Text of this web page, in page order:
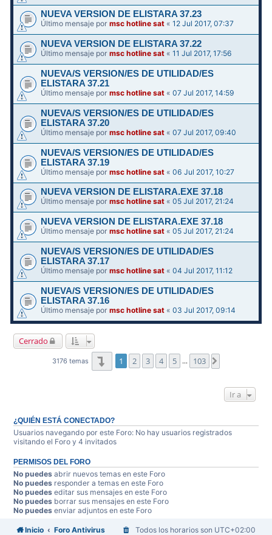
NUEVA VERSION DE ELISTARA 37.23
Último mensaje pormsc hotline sat «12 Jul 2017, 07:37
NUEVA VERSION DE ELISTARA 37.22
Último mensaje pormsc hotline sat «11 Jul 2017, 17:56
NUEVA/S VERSION/ES DE UTILIDAD/ES
ELISTARA 37.21
Último mensaje pormsc hotline sat «07 Jul 2017, 14:59
NUEVA/S VERSION/ES DE UTILIDAD/ES
ELISTARA 37.20
Último mensaje pormsc hotline sat «07 Jul 2017, 09:40
NUEVA/S VERSION/ES DE UTILIDAD/ES
ELISTARA 37.19
Último mensaje pormsc hotline sat «06 Jul 2017, 10:27
NUEVA VERSION DE ELISTARA.EXE 37.18
Último mensaje pormsc hotline sat «05 Jul 2017, 21:24
NUEVA VERSION DE ELISTARA.EXE 37.18
Último mensaje pormsc hotline sat «05 Jul 2017, 21:24
NUEVA/S VERSION/ES DE UTILIDAD/ES
ELISTARA 37.17
Último mensaje pormsc hotline sat «04 Jul 2017, 11:12
NUEVA/S VERSION/ES DE UTILIDAD/ES
ELISTARA 37.16
Último mensaje pormsc hotline sat «03 Jul 2017, 09:14
Cerrado
3176 temas Página1 de 103
1 2 3 4 5 … 103
Ir a
¿QUIÉN ESTÁ CONECTADO?
Usuarios navegando por este Foro: No hay usuarios registrados
visitando el Foro y 4 invitados
PERMISOS DEL FORO
No puedes abrir nuevos temas en este Foro
No puedes responder a temas en este Foro
No puedes editar sus mensajes en este Foro
No puedes borrar sus mensajes en este Foro
No puedes enviar adjuntos en este Foro
Inicio Foro Antivirus Todos los horarios son UTC+02:00